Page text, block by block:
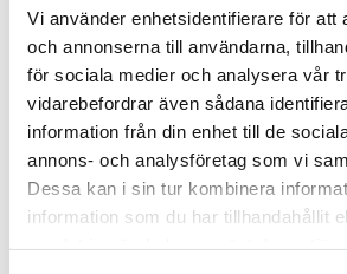
Vi använder enhetsidentifierare för att
och annonserna till användarna,
för sociala medier och analysera vår
vidarebefordrar även sådana
information från din enhet till de
annons- och analysföretag som vi
Dessa kan i sin tur kombinera
information som du har tillhandahållit
Lägg till i